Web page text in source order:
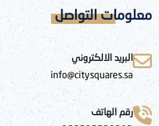
معلومات التواصل
البريد الالكتروني
info@citysquares.sa
رقم الهاتف